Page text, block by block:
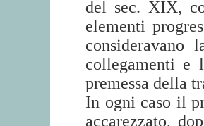
del sec. XIX,
elementi
consideravano
collegamenti e
premessa della
In ogni caso il
accarezzato,